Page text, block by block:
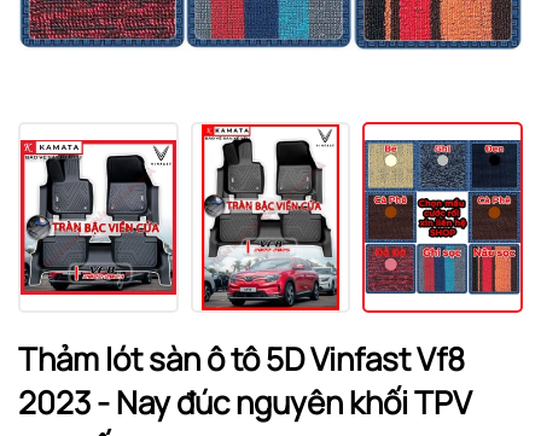
Thảm lót sàn ô tô 5D Vinfast Vf8
2023 - Nay đúc nguyên khối TPV